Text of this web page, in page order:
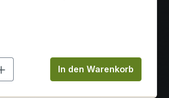
Gib den
In den Warenkorb